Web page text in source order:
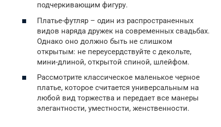
подчеркивающим фигуру.
Платье-футляр – один из распространенных
видов наряда дружек на современных свадьбах.
Однако оно должно быть не слишком
открытым: не переусердствуйте с декольте,
мини-длиной, открытой спиной, шлейфом.
Рассмотрите классическое маленькое черное
платье, которое считается универсальным на
любой вид торжества и передает все манеры
элегантности, уместности, женственности.